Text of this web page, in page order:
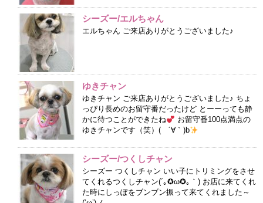
シーズー/エルちゃん
エルちゃん ご来店ありがとうございました♪
ゆきチャン
ゆきチャン ご来店ありがとうございました♪ ちょ
っぴり長めのお留守番だったけど とーーっても静
かに待つことができたね
お留守番100点満点の
ゆきチャンです（笑）( ´∀｀)b
シーズー/つくしチャン
シーズー つくしチャン いい子にトリミングをさせ
てくれるつくしチャン(´｡✪ω✪｡｀) お店に来てくれ
た時にしっぽをブンブン振って来てくれました～